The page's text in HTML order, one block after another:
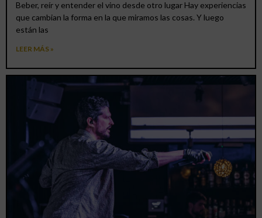
Beber, reír y entender el vino desde otro lugar Hay experiencias
que cambian la forma en la que miramos las cosas. Y luego
están las
LEER MÁS »